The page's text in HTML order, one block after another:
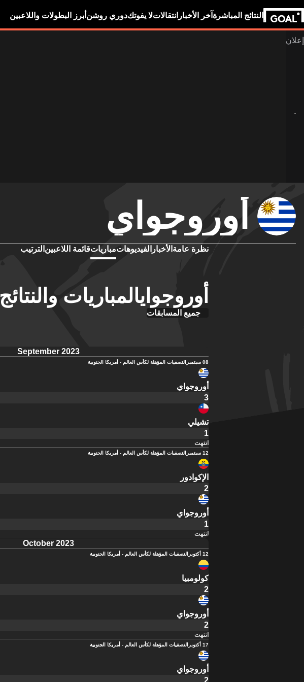
النتائج المباشرة آخر الأخبار انتقالاتلا يفوتكدوري روشن أبرز البطولات واللاعبين
أوروجواي
نظرة عامة الأخبار الفيديوهاتمبارياتقائمة اللاعبين الترتيب
أوروجوايالمباريات والنتائج
جميع المسابقات
September 2023
08 سبتمبر التصفيات المؤهلة لكأس العالم - أمريكا الجنوبية
أوروجواي
3
تشيلي
1
انتهت
12 سبتمبر التصفيات المؤهلة لكأس العالم - أمريكا الجنوبية
الإكوادور
2
أوروجواي
1
انتهت
October 2023
12 أكتوبر التصفيات المؤهلة لكأس العالم - أمريكا الجنوبية
كولومبيا
2
أوروجواي
2
انتهت
17 أكتوبر التصفيات المؤهلة لكأس العالم - أمريكا الجنوبية
أوروجواي
2